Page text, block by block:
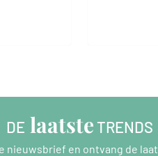
DE laatste TRENDS
nieuwsbrief en ontvang de